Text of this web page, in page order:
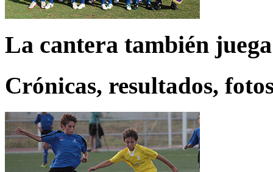
La cantera también juega
Crónicas, resultados,